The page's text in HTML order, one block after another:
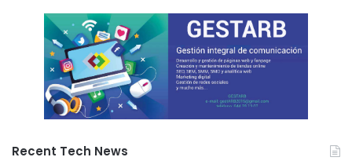
Recent Tech News